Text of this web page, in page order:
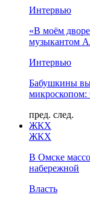
Интервью
«В моём
музыкантом
Интервью
Бабушкины
микроскопом:
пред. след.
ЖКХ
ЖКХ
В Омске
набережной
Власть